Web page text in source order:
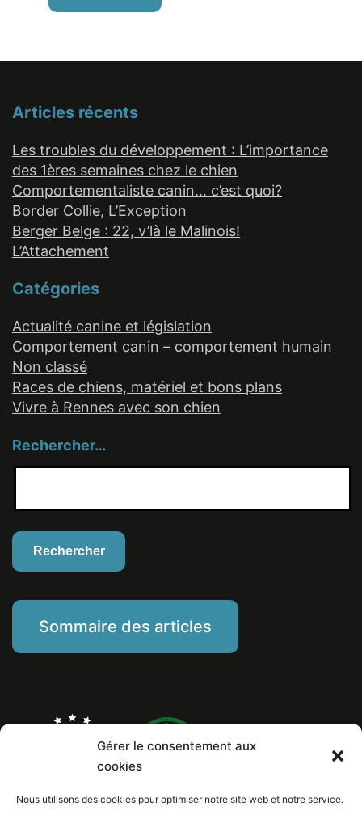
Gérer le consentement aux
cookies
Nous utilisons des cookies pour optimiser notre site web et notre service.
Articles récents
Les troubles du développement : L’importance
des 1ères semaines chez le chien
Comportementaliste canin… c’est quoi?
Border Collie, L’Exception
Berger Belge : 22, v’là le Malinois!
L’Attachement
Catégories
Actualité canine et législation
Comportement canin – comportement humain
Non classé
Races de chiens, matériel et bons plans
Vivre à Rennes avec son chien
Rechercher…
Sommaire des articles